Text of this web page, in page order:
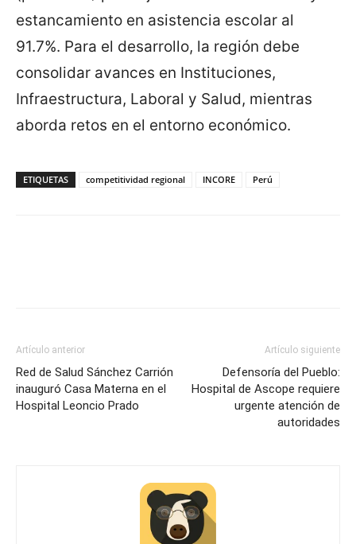
estancamiento en asistencia escolar al
91.7%. Para el desarrollo, la región debe
consolidar avances en Instituciones,
Infraestructura, Laboral y Salud, mientras
aborda retos en el entorno económico.
ETIQUETAS competitividad regional INCORE Perú
Artículo anterior
Red de Salud Sánchez Carrión
inauguró Casa Materna en el
Hospital Leoncio Prado
Artículo siguiente
Defensoría del Pueblo:
Hospital de Ascope requiere
urgente atención de
autoridades